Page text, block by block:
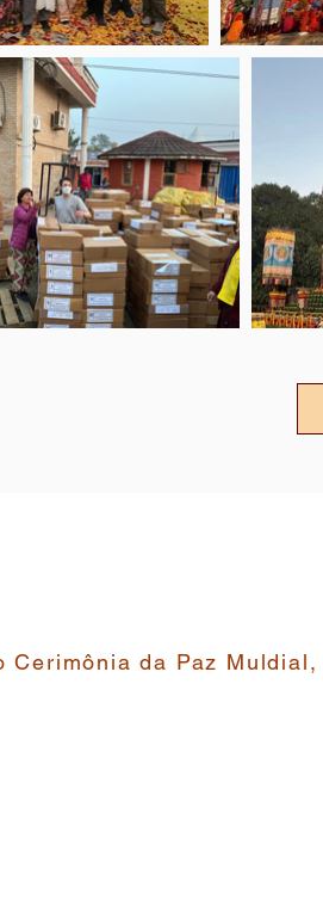
Cerimônia da Paz